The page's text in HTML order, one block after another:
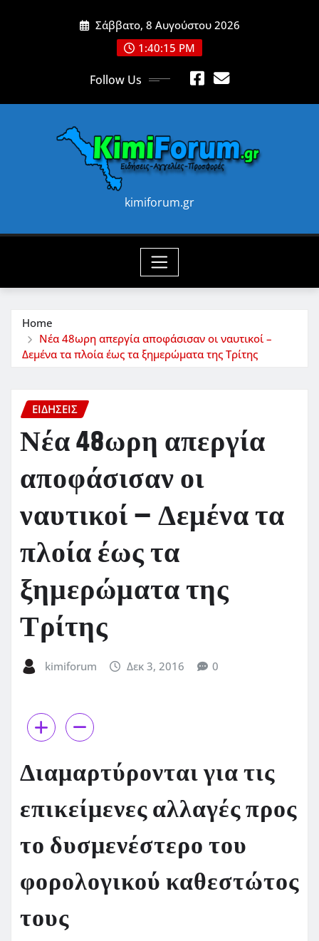
Σάββατο, 8 Αυγούστου 2026
1:40:17 PM
Follow Us
kimiforum.gr
Home
Νέα 48ωρη απεργία αποφάσισαν οι ναυτικοί –
Δεμένα τα πλοία έως τα ξημερώματα της Τρίτης
ΕΙΔΗΣΕΙΣ
Νέα 48ωρη απεργία
αποφάσισαν οι
ναυτικοί – Δεμένα τα
πλοία έως τα
ξημερώματα της
Τρίτης
kimiforum Δεκ 3, 2016 0
Διαμαρτύρονται για τις
επικείμενες αλλαγές προς
το δυσμενέστερο του
φορολογικού καθεστώτος
τους